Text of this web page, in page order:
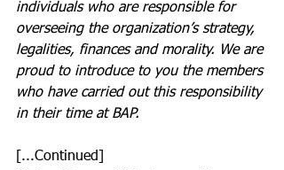
individuals who are responsible for
overseeing the organization’s strategy,
legalities, finances and morality. We are
proud to introduce to you the members
who have carried out this responsibility
in their time at BAP.
[...Continued]